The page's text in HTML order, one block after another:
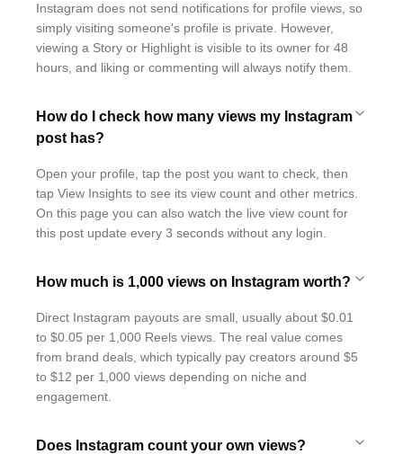
Instagram does not send notifications for profile views, so
simply visiting someone's profile is private. However,
viewing a Story or Highlight is visible to its owner for 48
hours, and liking or commenting will always notify them.
How do I check how many views my Instagram
post has?
Open your profile, tap the post you want to check, then
tap View Insights to see its view count and other metrics.
On this page you can also watch the live view count for
this post update every 3 seconds without any login.
How much is 1,000 views on Instagram worth?
Direct Instagram payouts are small, usually about $0.01
to $0.05 per 1,000 Reels views. The real value comes
from brand deals, which typically pay creators around $5
to $12 per 1,000 views depending on niche and
engagement.
Does Instagram count your own views?